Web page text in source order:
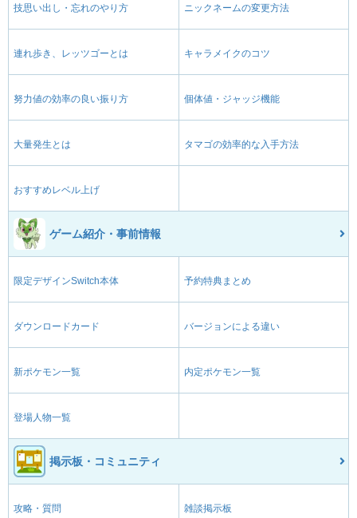
技思い出し・忘れのやり方 ニックネームの変更方法
連れ歩き、レッツゴーとは キャラメイクのコツ
努力値の効率の良い振り方 個体値・ジャッジ機能
大量発生とは タマゴの効率的な入手方法
おすすめレベル上げ
ゲーム紹介・事前情報
限定デザインSwitch本体 予約特典まとめ
ダウンロードカード バージョンによる違い
新ポケモン一覧 内定ポケモン一覧
登場人物一覧
掲示板・コミュニティ
攻略・質問 雑談掲示板